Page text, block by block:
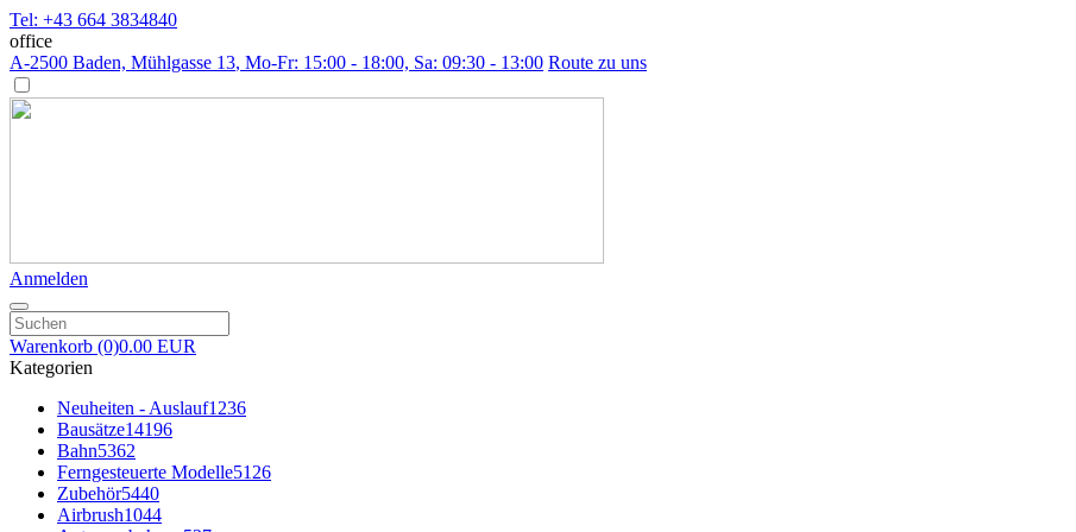
Tel: +43 664 3834840
office
A-2500 Baden, Mühlgasse 13, Mo-Fr: 15:00 - 18:00, Sa: 09:30 - 13:00 Route zu uns
Anmelden
Warenkorb (0)0.00 EUR
Kategorien
Neuheiten - Auslauf1236
Bausätze14196
Bahn5362
Ferngesteuerte Modelle5126
Zubehör5440
Airbrush1044